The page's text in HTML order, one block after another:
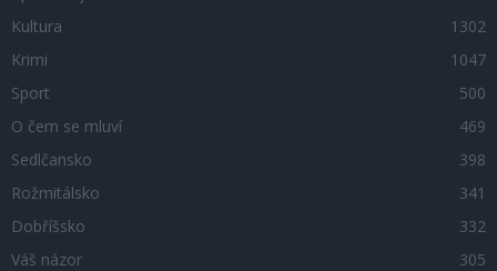
Kultura
1302
Krimi
1047
Sport
500
O čem se mluví
469
Sedlčansko
398
Rožmitálsko
341
Dobříšsko
332
Váš názor
305